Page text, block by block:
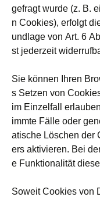
gefragt wurde (z. B.
n Cookies), erfolgt
undlage von Art. 6
st jederzeit
Sie können Ihren
s Setzen von
im Einzelfall
immte Fälle oder
atische Löschen der
ers aktivieren. Bei
e Funktionalität
Soweit Cookies von